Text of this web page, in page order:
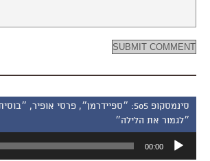
סינמסקופ 505: ״ספיידרמן״, פרסי אופיר,
״לגמור את הלילה״
אודיו
00:00